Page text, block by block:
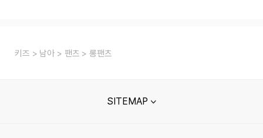
키즈 남아 팬츠 롱팬츠
SITEMAP